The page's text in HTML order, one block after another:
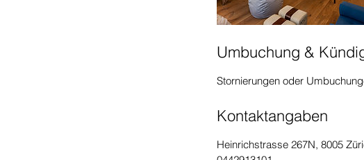
Umbuchung &
Stornierungen oder
Kontaktangaben
Heinrichstrasse 267N, 8005